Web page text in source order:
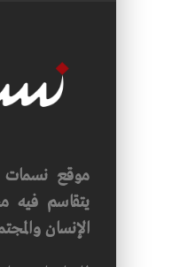
موقع نسمات
يتقاسم فيه
الإنسان